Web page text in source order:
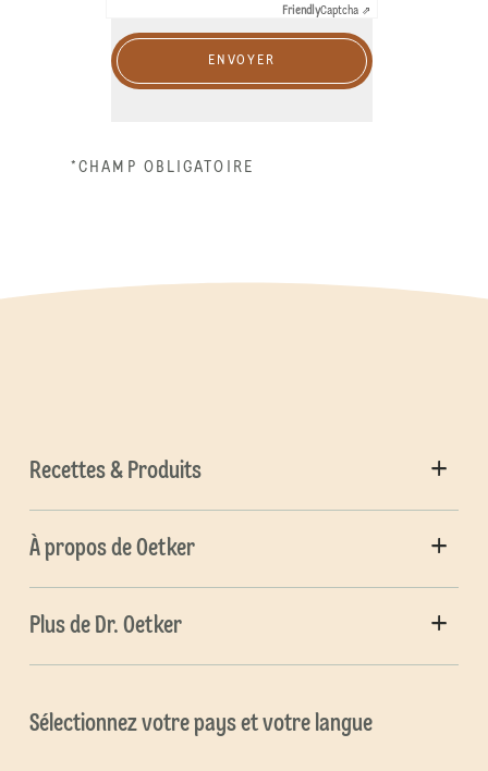
FriendlyCaptcha ⇗
ENVOYER
*CHAMP OBLIGATOIRE
Recettes & Produits
À propos de Oetker
Plus de Dr. Oetker
Sélectionnez votre pays et votre langue